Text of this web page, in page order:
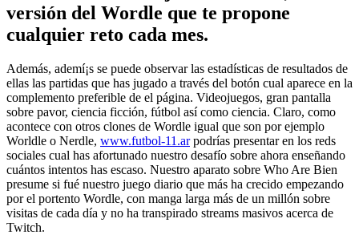
versión del Wordle que te propone
cualquier reto cada mes.
Además, ademí¡s se puede observar las estadísticas de resultados de
ellas las partidas que has jugado a través del botón cual aparece en la
complemento preferible de el página. Videojuegos, gran pantalla
sobre pavor, ciencia ficción, fútbol así­ como ciencia. Claro, como
acontece con otros clones de Wordle igual que son por ejemplo
Worldle o Nerdle, www.futbol-11.arpodrías presentar en los reds
sociales cual has afortunado nuestro desafío sobre ahora enseñando
cuántos intentos has escaso. Nuestro aparato sobre Who Are Bien
presume si fué nuestro juego diario que más ha crecido empezando
por el portento Wordle, con manga larga más de un millón sobre
visitas de cada día y no ha transpirado streams masivos acerca de
Twitch.